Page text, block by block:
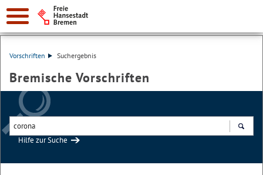
Vorschriften Suchergebnis
Bremische Vorschriften
Hilfe zur Suche